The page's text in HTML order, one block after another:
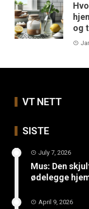
og
VT NETT
SISTE
July 7, 2026
Mus: Den
ødelegge
April 9, 2026